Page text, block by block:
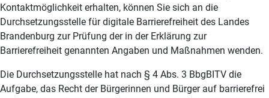
Kontaktmöglichkeit erhalten, können Sie sich an die
Durchsetzungsstelle für digitale Barrierefreiheit des Landes
Brandenburg zur Prüfung der in der Erklärung zur
Barrierefreiheit genannten Angaben und Maßnahmen wenden.
Die Durchsetzungsstelle hat nach § 4 Abs. 3 BbgBITV die
Aufgabe, das Recht der Bürgerinnen und Bürger auf barrierefrei